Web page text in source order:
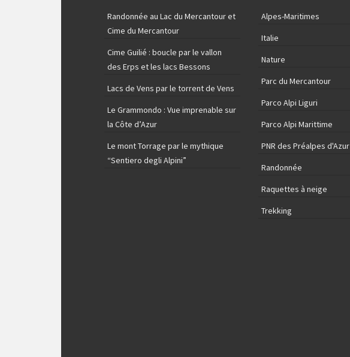
Randonnée au Lac du Mercantour et
Cime du Mercantour
Cime Guilié : boucle par le vallon
des Erps et les lacs Bessons
Lacs de Vens par le torrent de Vens
Le Grammondo : Vue imprenable sur
la Côte d’Azur
Le mont Torrage par le mythique
“Sentiero degli Alpini”
Alpes-Maritimes
Italie
Nature
Parc du Mercantour
Parco Alpi Liguri
Parco Alpi Marittime
PNR des Préalpes d'Azur
Randonnée
Raquettes à neige
Trekking